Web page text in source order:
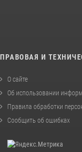
ПРАВОВАЯ И
О сайте
Об использовании
Правила обработки
Сообщить об ошибках